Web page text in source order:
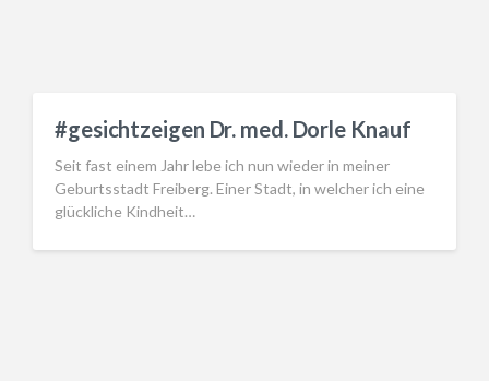
#gesichtzeigen Dr. med. Dorle Knauf
Seit fast einem Jahr lebe ich nun wieder in meiner
Geburtsstadt Freiberg. Einer Stadt, in welcher ich eine
glückliche Kindheit…